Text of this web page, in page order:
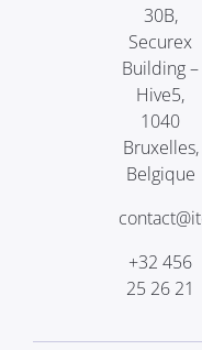
30B,
Securex
Building –
Hive5,
1040
Bruxelles,
Belgique
+32 456
25 26 21